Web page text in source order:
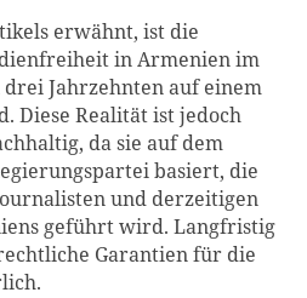
erwähnt, ist die
in Armenien im
Jahrzehnten auf einem
Diese Realität ist jedoch
da sie auf dem
basiert, die
und derzeitigen
geführt wird. Langfristig
Garantien für die